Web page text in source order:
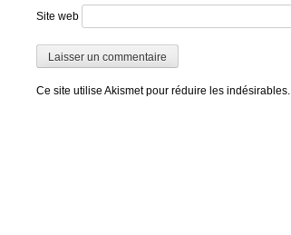
Site web
Ce site utilise Akismet pour réduire les indésirables.